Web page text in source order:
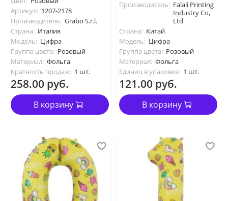
Артикул: 1207-2178
Производитель: Grabo S.r.l.
Страна: Италия
Модель: Цифра
Группа цвета: Розовый
Материал: Фольга
Кратность продаж: 1 шт.
258.00 руб.
В корзину
Производитель: Falali Printing
Industry Co,
Ltd
Страна: Китай
Модель: Цифра
Группа цвета: Розовый
Материал: Фольга
Единиц в упаковке: 1 шт.
121.00 руб.
В корзину